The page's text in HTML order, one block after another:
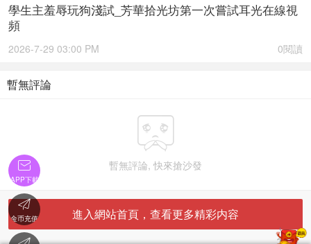
學生主羞辱玩狗淺試_芳華拾光坊第一次嘗試耳光在線視
頻
0閱讀
2026-7-29 03:00 PM
暫無評論

暫無評論, 快來搶沙發
進入網站首頁，查看更多精彩内容

APP下載

金币充值